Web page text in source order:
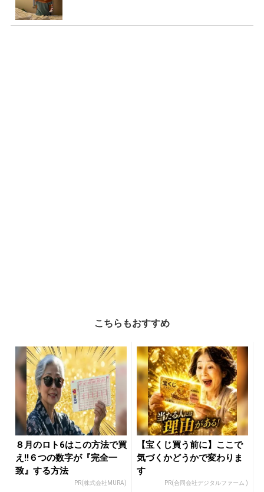
こちらもおすすめ
８月のロト6はこの方法で買
え!!６つの数字が『完全一
致』する方法
PR(株式会社MURA)
【宝くじ買う前に】ここで
気づくかどうかで変わりま
す
PR(合同会社デジタルファーム )